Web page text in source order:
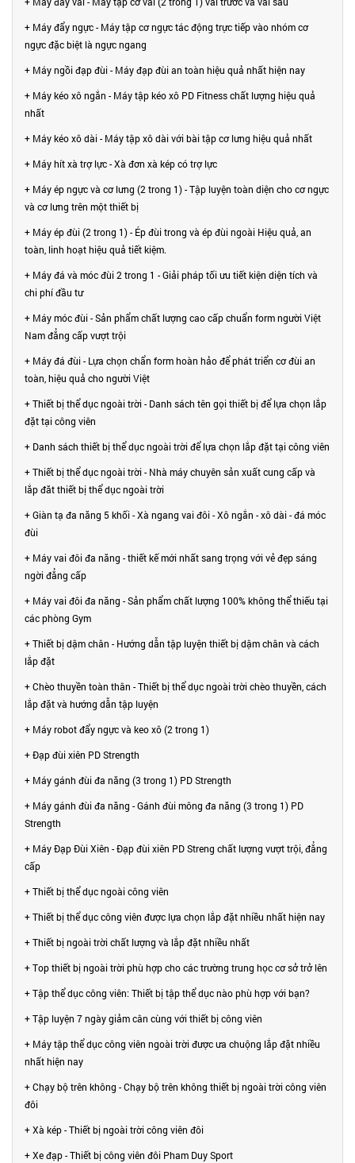
+ Máy đẩy ngực - Máy tập cơ ngực tác động trực tiếp vào nhóm cơ
ngực đặc biệt là ngực ngang
+ Máy ngồi đạp đùi - Máy đạp đùi an toàn hiệu quả nhất hiện nay
+ Máy kéo xô ngắn - Máy tập kéo xô PD Fitness chất lượng hiệu quả
nhất
+ Máy kéo xô dài - Máy tập xô dài với bài tập cơ lưng hiệu quả nhất
+ Máy hít xà trợ lực - Xà đơn xà kép có trợ lực
+ Máy ép ngực và cơ lưng (2 trong 1) - Tập luyện toàn diện cho cơ ngực
và cơ lưng trên một thiết bị
+ Máy ép đùi (2 trong 1) - Ép đùi trong và ép đùi ngoài Hiệu quả, an
toàn, linh hoạt hiệu quả tiết kiệm.
+ Máy đá và móc đùi 2 trong 1 - Giải pháp tối ưu tiết kiện diện tích và
chi phí đầu tư
+ Máy móc đùi - Sản phẩm chất lượng cao cấp chuẩn form người Việt
Nam đẳng cấp vượt trội
+ Máy đá đùi - Lựa chọn chẩn form hoàn hảo để phát triển cơ đùi an
toàn, hiệu quả cho người Việt
+ Thiết bị thể dục ngoài trời - Danh sách tên gọi thiết bị để lựa chọn lắp
đặt tại công viên
+ Danh sách thiết bị thể dục ngoài trời để lựa chọn lắp đặt tại công viên
+ Thiết bị thể dục ngoài trời - Nhà máy chuyên sản xuất cung cấp và
lắp đăt thiết bị thể dục ngoài trời
+ Giàn tạ đa năng 5 khối - Xà ngang vai đôi - Xô ngắn - xô dài - đá móc
đùi
+ Máy vai đôi đa năng - thiết kế mới nhất sang trọng với vẻ đẹp sáng
ngời đẳng cấp
+ Máy vai đôi đa năng - Sản phẩm chất lượng 100% không thể thiếu tại
các phòng Gym
+ Thiết bị dậm chân - Hướng dẫn tập luyện thiết bị dậm chân và cách
lắp đặt
+ Chèo thuyền toàn thân - Thiết bị thể dục ngoài trời chèo thuyền, cách
lắp đặt và hướng dẫn tập luyện
+ Máy robot đẩy ngực và keo xô (2 trong 1)
+ Đạp đùi xiên PD Strength
+ Máy gánh đùi đa năng (3 trong 1) PD Strength
+ Máy gánh đùi đa năng - Gánh đùi mông đa năng (3 trong 1) PD
Strength
+ Máy Đạp Đùi Xiên - Đạp đùi xiên PD Streng chất lượng vượt trội, đẳng
cấp
+ Thiết bị thể dục ngoài công viên
+ Thiết bị thể dục công viên được lựa chọn lắp đặt nhiều nhất hiện nay
+ Thiết bị ngoài trời chất lượng và lắp đặt nhiều nhất
+ Top thiết bị ngoài trời phù hợp cho các trường trung học cơ sở trở lên
+ Tập thể dục công viên: Thiết bị tập thể dục nào phù hợp với bạn?
+ Tập luyện 7 ngày giảm cân cùng với thiết bị công viên
+ Máy tập thể dục công viên ngoài trời được ưa chuộng lắp đặt nhiều
nhất hiện nay
+ Chạy bộ trên không - Chạy bộ trên không thiết bị ngoài trời công viên
đôi
+ Xà kép - Thiết bị ngoài trời công viên đôi
+ Xe đạp - Thiết bị công viên đôi Pham Duy Sport